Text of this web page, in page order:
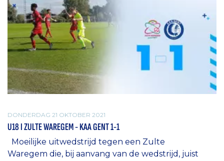
DONDERDAG 21 OKTOBER 2021
U18 I ZULTE WAREGEM - KAA GENT 1-1
Moeilijke uitwedstrijd tegen een Zulte
Waregem die, bij aanvang van de wedstrijd, juist